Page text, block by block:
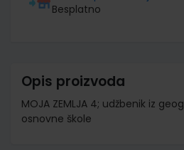
Besplatno
Opis proizvoda
MOJA ZEMLJA 4; udžbenik iz
osnovne škole